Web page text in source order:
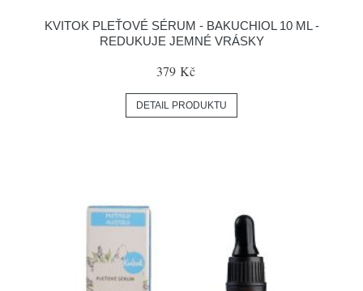
KVITOK PLEŤOVÉ SÉRUM - BAKUCHIOL 10 ML -
REDUKUJE JEMNÉ VRÁSKY
379 Kč
DETAIL PRODUKTU